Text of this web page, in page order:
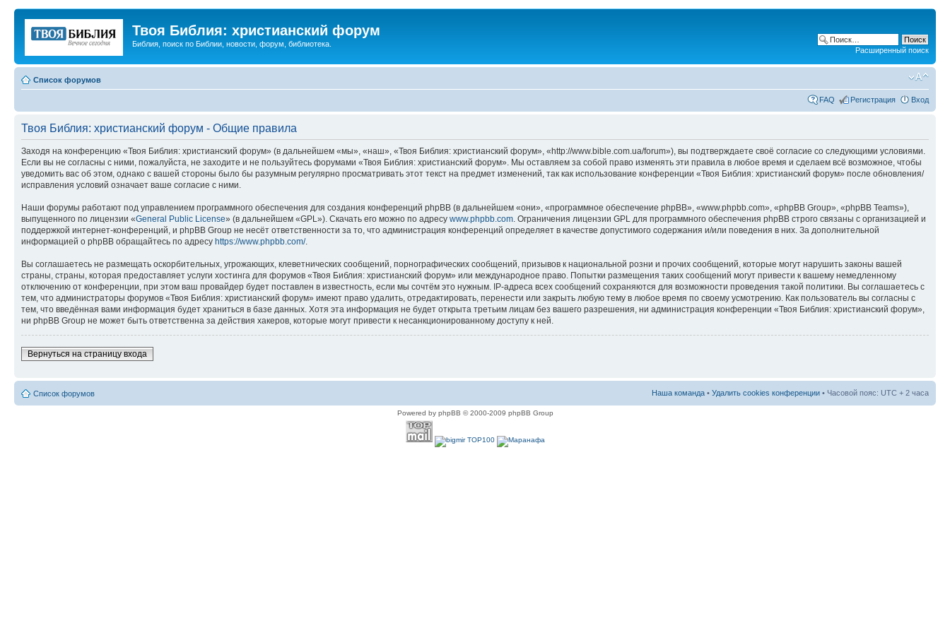
Твоя Библия: христианский форум
Библия, поиск по Библии, новости, форум, библиотека.
Расширенный поиск
Список форумов
FAQ Регистрация Вход
Твоя Библия: христианский форум - Общие правила
Заходя на конференцию «Твоя Библия: христианский форум» (в дальнейшем «мы», «наш», «Твоя Библия: христианский форум», «http://www.bible.com.ua/forum»), вы подтверждаете своё согласие со следующими условиями.
Если вы не согласны с ними, пожалуйста, не заходите и не пользуйтесь форумами «Твоя Библия: христианский форум». Мы оставляем за собой право изменять эти правила в любое время и сделаем всё возможное, чтобы
уведомить вас об этом, однако с вашей стороны было бы разумным регулярно просматривать этот текст на предмет изменений, так как использование конференции «Твоя Библия: христианский форум» после обновления/
исправления условий означает ваше согласие с ними.
Наши форумы работают под управлением программного обеспечения для создания конференций phpBB (в дальнейшем «они», «программное обеспечение phpBB», «www.phpbb.com», «phpBB Group», «phpBB Teams»),
выпущенного по лицензии «General Public License» (в дальнейшем «GPL»). Скачать его можно по адресу www.phpbb.com . Ограничения лицензии GPL для программного обеспечения phpBB строго связаны с организацией и
поддержкой интернет-конференций, и phpBB Group не несёт ответственности за то, что администрация конференций определяет в качестве допустимого содержания и/или поведения в них. За дополнительной
информацией о phpBB обращайтесь по адресу https://www.phpbb.com/.
Вы соглашаетесь не размещать оскорбительных, угрожающих, клеветнических сообщений, порнографических сообщений, призывов к национальной розни и прочих сообщений, которые могут нарушить законы вашей
страны, страны, которая предоставляет услуги хостинга для форумов «Твоя Библия: христианский форум» или международное право. Попытки размещения таких сообщений могут привести к вашему немедленному
отключению от конференции, при этом ваш провайдер будет поставлен в известность, если мы сочтём это нужным. IP-адреса всех сообщений сохраняются для возможности проведения такой политики. Вы соглашаетесь с
тем, что администраторы форумов «Твоя Библия: христианский форум» имеют право удалить, отредактировать, перенести или закрыть любую тему в любое время по своему усмотрению. Как пользователь вы согласны с
тем, что введённая вами информация будет храниться в базе данных. Хотя эта информация не будет открыта третьим лицам без вашего разрешения, ни администрация конференции «Твоя Библия: христианский форум»,
ни phpBB Group не может быть ответственна за действия хакеров, которые могут привести к несанкционированному доступу к ней.
Вернуться на страницу входа
Список форумов Наша команда • Удалить cookies конференции • Часовой пояс: UTC + 2 часа
Powered by phpBB © 2000-2009 phpBB Group